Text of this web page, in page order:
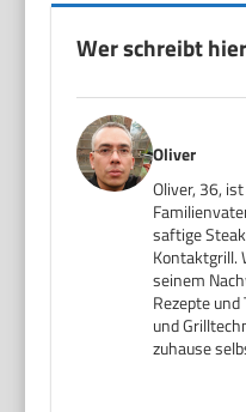
Wer schreibt
Oliver
Oliver, 36,
saftige
Kontaktgrill.
seinem
Rezepte
und
zuhause